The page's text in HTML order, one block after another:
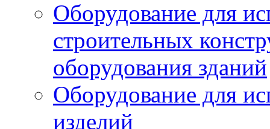
Оборудование для
строительных
оборудования зданий
Оборудование для
изделий